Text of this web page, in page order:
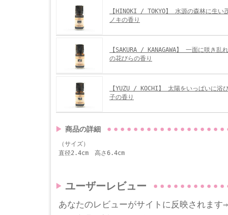
【HINOKI / TOKYO】 水源の森林に生い
ノキの香り
【SAKURA / KANAGAWA】 一面に咲き乱
の花びらの香り
【YUZU / KOCHI】 太陽をいっぱいに浴
子の香り
商品の詳細
（サイズ）
直径2.4cm 高さ6.4cm
ユーザーレビュー
あなたのレビューがサイトに反映されま